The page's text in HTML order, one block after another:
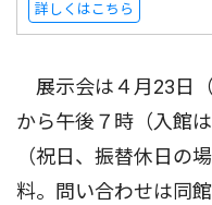
詳しくはこちら
展示会は４月23日
から午後７時（入館
（祝日、振替休日の
料。問い合わせは同